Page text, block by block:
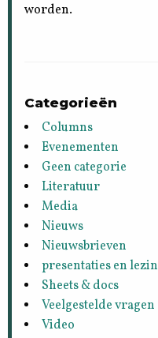
worden.
Categorieën
Columns
Evenementen
Geen categorie
Literatuur
Media
Nieuws
Nieuwsbrieven
presentaties en
Sheets & docs
Veelgestelde vragen
Video